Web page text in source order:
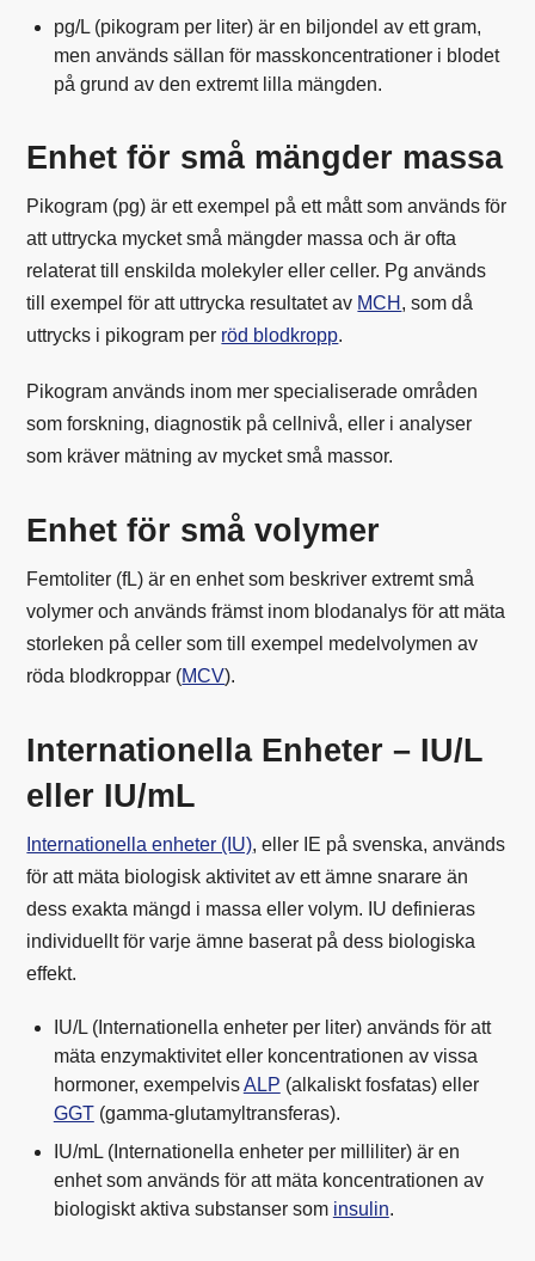
pg/L (pikogram per liter) är en biljondel av ett gram,
men används sällan för masskoncentrationer i blodet
på grund av den extremt lilla mängden.
Enhet för små mängder massa
Pikogram (pg) är ett exempel på ett mått som används för
att uttrycka mycket små mängder massa och är ofta
relaterat till enskilda molekyler eller celler. Pg används
till exempel för att uttrycka resultatet av MCH , som då
uttrycks i pikogram per röd blodkropp.
Pikogram används inom mer specialiserade områden
som forskning, diagnostik på cellnivå, eller i analyser
som kräver mätning av mycket små massor.
Enhet för små volymer
Femtoliter (fL) är en enhet som beskriver extremt små
volymer och används främst inom blodanalys för att mäta
storleken på celler som till exempel medelvolymen av
röda blodkroppar (MCV).
Internationella Enheter – IU/L
eller IU/mL
Internationella enheter (IU), eller IE på svenska, används
för att mäta biologisk aktivitet av ett ämne snarare än
dess exakta mängd i massa eller volym. IU definieras
individuellt för varje ämne baserat på dess biologiska
effekt.
IU/L (Internationella enheter per liter) används för att
mäta enzymaktivitet eller koncentrationen av vissa
hormoner, exempelvisALP (alkaliskt fosfatas) eller
GGT(gamma-glutamyltransferas).
IU/mL (Internationella enheter per milliliter) är en
enhet som används för att mäta koncentrationen av
biologiskt aktiva substanser som insulin.